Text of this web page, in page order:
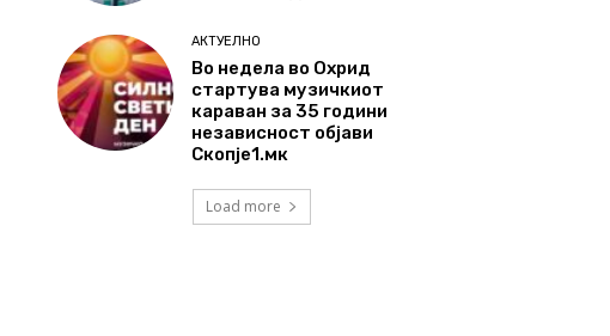
АКТУЕЛНО
Во недела во Охрид
стартува музичкиот
караван за 35 години
независност објави
Скопје1.мк
Load more